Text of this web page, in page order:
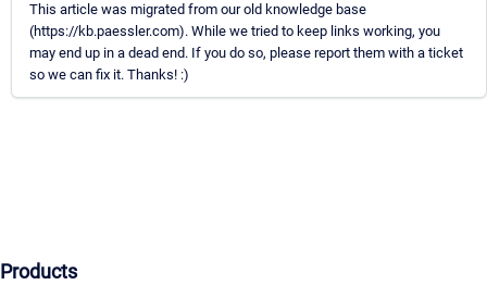
This article was migrated from our old knowledge base
(https://kb.paessler.com). While we tried to keep links working, you
may end up in a dead end. If you do so, please report them with a ticket
so we can fix it. Thanks! :)
Products